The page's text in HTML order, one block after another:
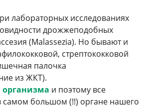
лабораторных исследованиях
дрожжеподобных
(Malassezia). Но бывают и
стрептококковой
палочка
из ЖКТ).
организма и поэтому все
самом большом (!!) органе нашего